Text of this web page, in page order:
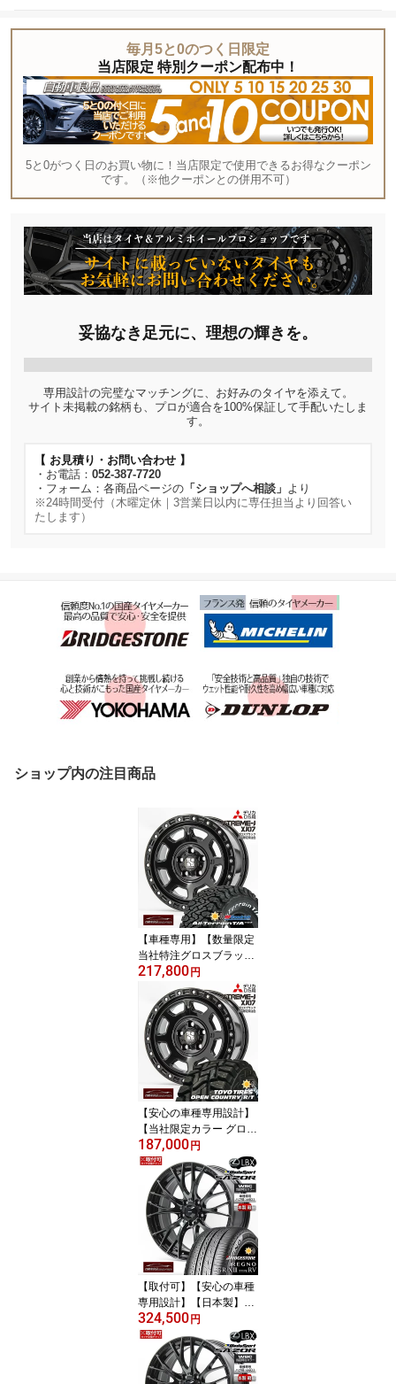
毎月5と0のつく日限定
当店限定 特別クーポン配布中！
5と0がつく日のお買い物に！当店限定で使用できるお得なクーポン
です。（※他クーポンとの併用不可）
妥協なき足元に、理想の輝きを。
専用設計の完璧なマッチングに、お好みのタイヤを添えて。
サイト未掲載の銘柄も、プロが適合を100%保証して手配いたしま
す。
【 お見積り・お問い合わせ 】
・お電話： 052-387-7720
・フォーム：各商品ページの 「ショップへ相談」 より
※24時間受付（木曜定休｜3営業日以内に専任担当より回答い
たします）
ショップ内の注目商品
【車種専用】【数量限定
当社特注グロスブラック
】【デリカD:5専用特注
ホイール】BFグッドリッ
チ オールテレーンT/A K
O3 235/70R16 ホワイト
レターMLJ XTREME-J X
J0716×7.0+33 5/114.3ハ
ブ専用設計 67.1Φ 純正平
座ナット対応
217,800 円
【安心の車種専用設計】
【当社限定カラー グロス
ブラック 数量限定 デリ
カD:5専用ホイール】ト
ーヨー オープンカントリ
ーR/T 235/70R16 ホワイ
トレターMLJ XTREME-J
XJ0716×7.0+33 5/114.3
ハブ専用設計 67.1Φ 純正
平座ナット対応 エクスト
リームJ
187,000 円
【取付可】【安心の車種
専用設計】【日本製】
【超軽量】サマータイヤ
ホイール 4本セット 18イ
ンチ 225/55R18ブリヂス
トン レグノ REGNO GR-
324,500 円